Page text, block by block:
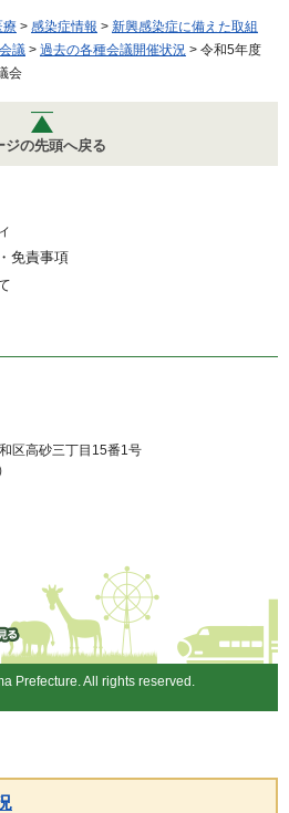
療 > 感染症情報 > 新興感染症に備えた取組
議 > 過去の各種会議開催状況 > 令和5年度
会
ジの先頭へ戻る
免責事項
区高砂三丁目15番1号
Prefecture. All rights reserved.